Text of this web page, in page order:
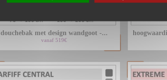
douchebak met design wandgoot -...
vanaf 519€